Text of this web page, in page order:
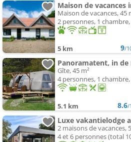
Maison de vacances, 45
2 personnes, 1
5 km 9/
Panoramatent, in de
Gîte, 45 m²
4 personnes, 1
5.1 km 8.6/
Luxe vakantielodge
2 maisons de vacances,
4 et 6 personnes (total